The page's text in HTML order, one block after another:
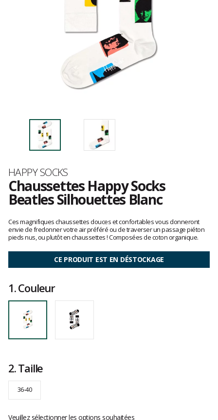
Marque
HAPPY SOCKS
Chaussettes Happy Socks
Beatles Silhouettes Blanc
avis
clients
Ces magnifiques chaussettes douces et confortables vous donneront
envie de fredonner votre air préféré ou de traverser un passage piéton
pieds nus, ou plutôt en chaussettes ! Composées de coton organique.
CE PRODUIT EST EN DÉSTOCKAGE
1.Couleur
2.Taille
36-40
Veuillez sélectionner les options souhaitées